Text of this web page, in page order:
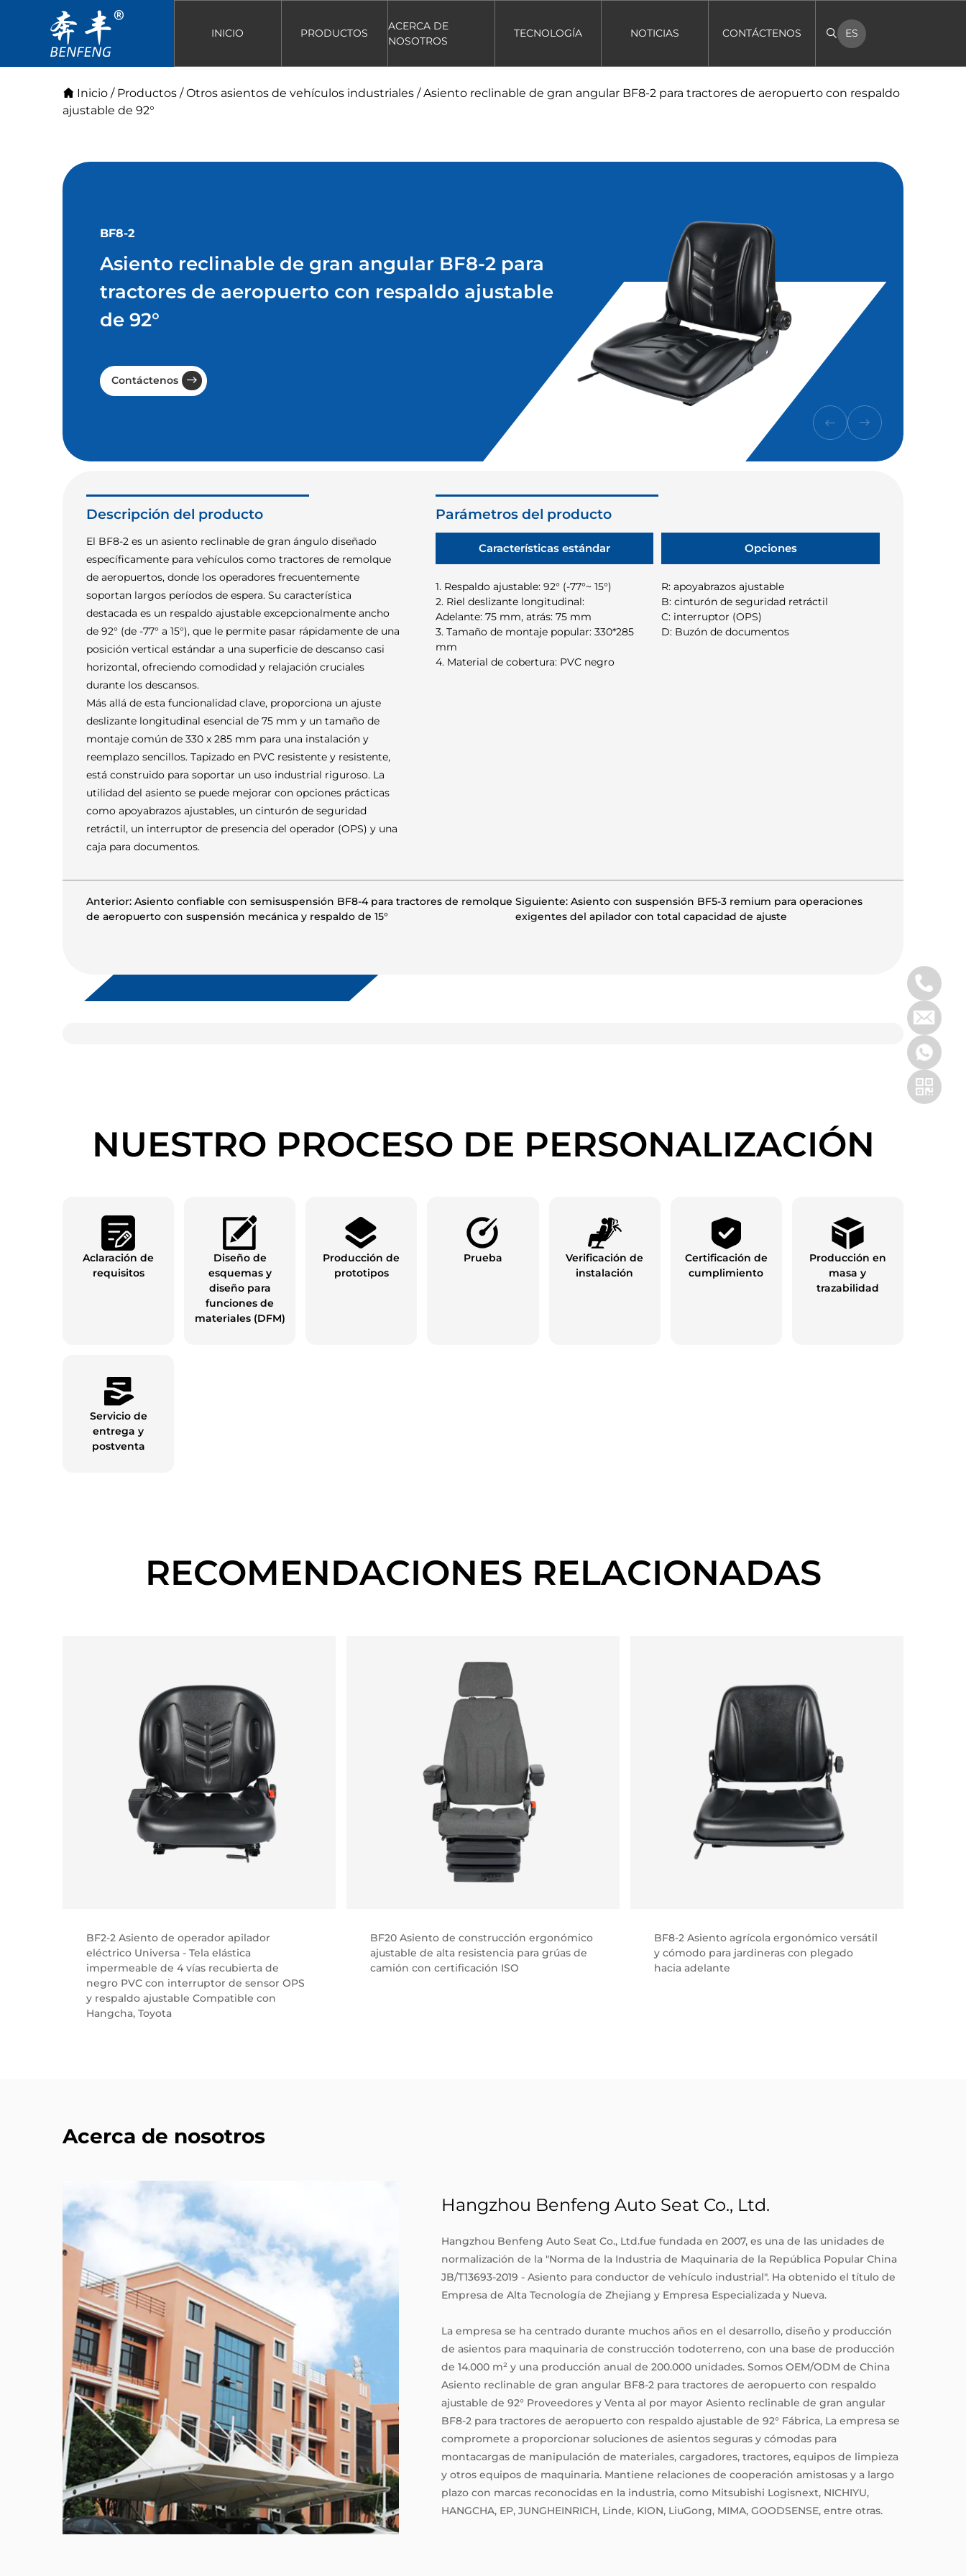
INICIO PRODUCTOS
ACERCA DE
NOSOTROS
TECNOLOGÍA NOTICIAS CONTÁCTENOS ES
Inicio / Productos /Otros asientos de vehículos industriales /Asiento reclinable de gran angular BF8-2 para tractores de aeropuerto con respaldo
ajustable de 92°
BF8-2
Asiento reclinable de gran angular BF8-2 para
tractores de aeropuerto con respaldo ajustable
de 92°
Contáctenos
Descripción del producto
El BF8-2 es un asiento reclinable de gran ángulo diseñado
específicamente para vehículos como tractores de remolque
de aeropuertos, donde los operadores frecuentemente
soportan largos períodos de espera. Su característica
destacada es un respaldo ajustable excepcionalmente ancho
de 92° (de -77° a 15°), que le permite pasar rápidamente de una
posición vertical estándar a una superficie de descanso casi
horizontal, ofreciendo comodidad y relajación cruciales
durante los descansos.
Más allá de esta funcionalidad clave, proporciona un ajuste
deslizante longitudinal esencial de 75 mm y un tamaño de
montaje común de 330 x 285 mm para una instalación y
reemplazo sencillos. Tapizado en PVC resistente y resistente,
está construido para soportar un uso industrial riguroso. La
utilidad del asiento se puede mejorar con opciones prácticas
como apoyabrazos ajustables, un cinturón de seguridad
retráctil, un interruptor de presencia del operador (OPS) y una
caja para documentos.
Parámetros del producto
Características estándar
1. Respaldo ajustable: 92° (-77°~ 15°)
2. Riel deslizante longitudinal:
Adelante: 75 mm, atrás: 75 mm
3. Tamaño de montaje popular: 330*285
mm
4. Material de cobertura: PVC negro
Opciones
R: apoyabrazos ajustable
B: cinturón de seguridad retráctil
C: interruptor (OPS)
D: Buzón de documentos
Anterior: Asiento confiable con semisuspensión BF8-4 para tractores de remolque
de aeropuerto con suspensión mecánica y respaldo de 15°
Siguiente: Asiento con suspensión BF5-3 remium para operaciones
exigentes del apilador con total capacidad de ajuste
NUESTRO PROCESO DE PERSONALIZACIÓN
Aclaración de
requisitos
Diseño de
esquemas y
diseño para
funciones de
materiales (DFM)
Producción de
prototipos
Prueba
Verificación de
instalación
Certificación de
cumplimiento
Producción en
masa y
trazabilidad
Servicio de
entrega y
postventa
RECOMENDACIONES RELACIONADAS
BF2-2 Asiento de operador apilador
eléctrico Universa - Tela elástica
impermeable de 4 vías recubierta de
negro PVC con interruptor de sensor OPS
y respaldo ajustable Compatible con
Hangcha, Toyota
BF20 Asiento de construcción ergonómico
ajustable de alta resistencia para grúas de
camión con certificación ISO
BF8-2 Asiento agrícola ergonómico versátil
y cómodo para jardineras con plegado
hacia adelante
Acerca de nosotros
Hangzhou Benfeng Auto Seat Co., Ltd.
Hangzhou Benfeng Auto Seat Co., Ltd.fue fundada en 2007, es una de las unidades de
normalización de la "Norma de la Industria de Maquinaria de la República Popular China
JB/T13693-2019 - Asiento para conductor de vehículo industrial". Ha obtenido el título de
Empresa de Alta Tecnología de Zhejiang y Empresa Especializada y Nueva.
La empresa se ha centrado durante muchos años en el desarrollo, diseño y producción
de asientos para maquinaria de construcción todoterreno, con una base de producción
de 14.000 m² y una producción anual de 200.000 unidades. Somos OEM/ODM de China
Asiento reclinable de gran angular BF8-2 para tractores de aeropuerto con respaldo
ajustable de 92° Proveedoresy Venta al por mayor Asiento reclinable de gran angular
BF8-2 para tractores de aeropuerto con respaldo ajustable de 92° Fábrica, La empresa se
compromete a proporcionar soluciones de asientos seguras y cómodas para
montacargas de manipulación de materiales, cargadores, tractores, equipos de limpieza
y otros equipos de maquinaria. Mantiene relaciones de cooperación amistosas y a largo
plazo con marcas reconocidas en la industria, como Mitsubishi Logisnext, NICHIYU,
HANGCHA, EP, JUNGHEINRICH, Linde, KION, LiuGong, MIMA, GOODSENSE, entre otras.